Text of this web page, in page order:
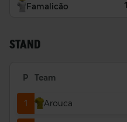
Famalicão
1
STAND
P Team
1 Arouca